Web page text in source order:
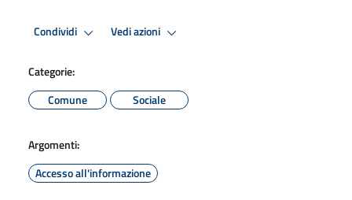
Condividi Vedi azioni
Categorie:
Comune
Sociale
Argomenti:
Accesso all'informazione